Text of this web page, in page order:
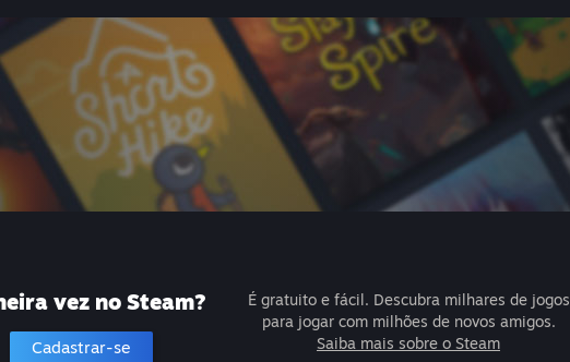
vez no Steam?
Cadastrar-se
É gratuito e fácil. Descubra milhares de jogos
para jogar com milhões de novos amigos.
Saiba mais sobre o Steam